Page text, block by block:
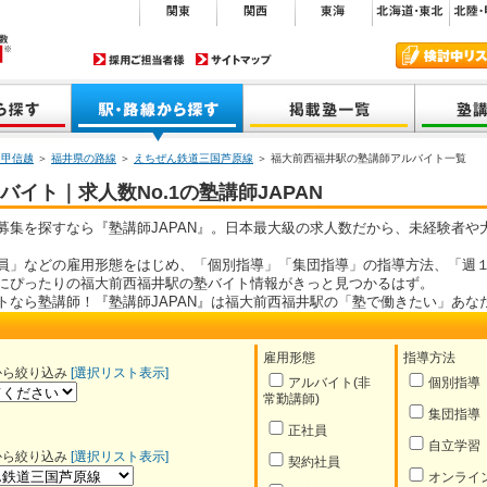
信越 ＞ 福井県の路線 ＞ えちぜん鉄道三国芦原線 ＞ 福大前西福井駅の塾講師アルバイト一覧
イト｜求人数No.1の塾講師JAPAN
集を探すなら『塾講師JAPAN』。日本最大級の求人数だから、未経験者
」などの雇用形態をはじめ、「個別指導」「集団指導」の指導方法、「週
ったりの福大前西福井駅の塾バイト情報がきっと見つかるはず。
なら塾講師！『塾講師JAPAN』は福大前西福井駅の「塾で働きたい」あな
絞り込み [選択リスト表示]
雇用形態
アルバイト(非
常勤講師)
正社員
契約社員
指導方法
個別指導
集団指導
自立学習
オンライ
絞り込み [選択リスト表示]